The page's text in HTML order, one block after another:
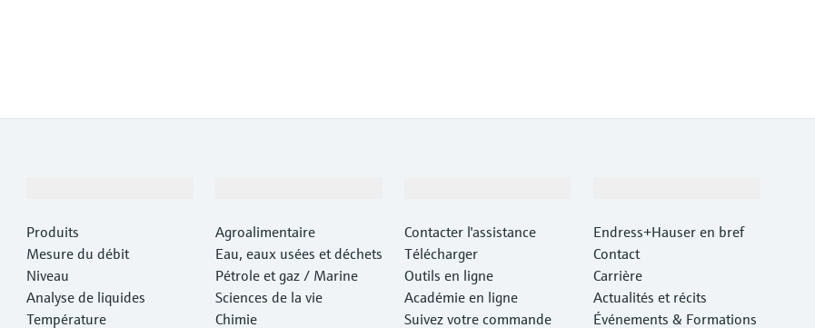
Produits
Mesure du débit
Niveau
Analyse de liquides
Température
Agroalimentaire
Eau, eaux usées et déchets
Pétrole et gaz / Marine
Sciences de la vie
Chimie
Contacter l'assistance
Télécharger
Outils en ligne
Académie en ligne
Suivez votre commande
Endress+Hauser en bref
Contact
Carrière
Actualités et récits
Événements & Formations